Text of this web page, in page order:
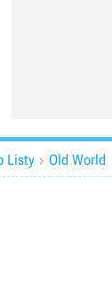
Listy  Old World